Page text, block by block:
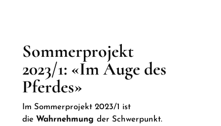
Sommerprojekt
2023/1: «Im Auge des
Pferdes»
Im Sommerprojekt 2023/1 ist
die Wahrnehmung der Schwerpunkt.